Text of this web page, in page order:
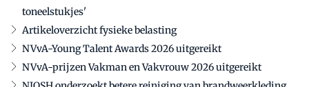
toneelstukjes'
Artikeloverzicht fysieke belasting
NVvA-Young Talent Awards 2026 uitgereikt
NVvA-prijzen Vakman en Vakvrouw 2026 uitgereikt